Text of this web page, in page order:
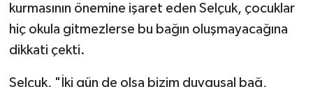
kurmasının önemine işaret eden Selçuk, çocuklar
hiç okula gitmezlerse bu bağın oluşmayacağına
dikkati çekti.
Selçuk, "İki gün de olsa bizim duygusal bağ,